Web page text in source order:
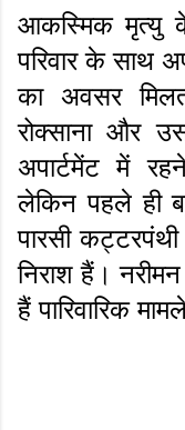
आकस्मिक मृत्यु के
परिवार के साथ
का अवसर
रोक्साना और
अपार्टमेंट में
लेकिन पहले ही
पारसी
निराश हैं।
हैं पारिवारिक